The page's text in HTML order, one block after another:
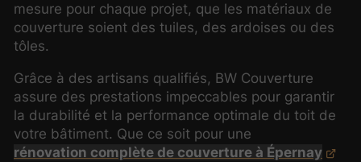
mesure pour chaque projet, que les matériaux de
couverture soient des tuiles, des ardoises ou des
tôles.
Grâce à des artisans qualifiés, BW Couverture
assure des prestations impeccables pour garantir
la durabilité et la performance optimale du toit de
votre bâtiment. Que ce soit pour une
rénovation complète de couverture à Épernay